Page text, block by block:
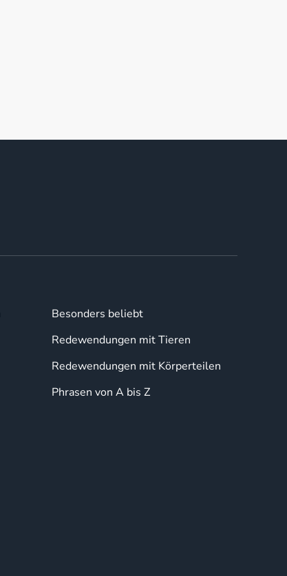
Besonders beliebt
Redewendungen mit Tieren
Redewendungen mit Körperteilen
Phrasen von A bis Z